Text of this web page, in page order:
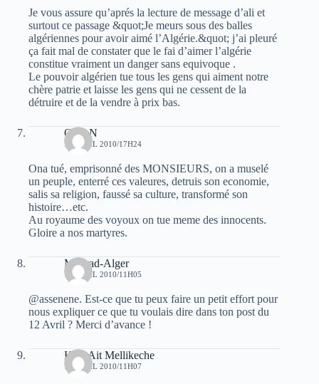
Je vous assure qu’aprés la lecture de message d’ali et
surtout ce passage &quot;Je meurs sous des balles
algériennes pour avoir aimé l’Algérie.&quot; j’ai pleuré
ça fait mal de constater que le fai d’aimer l’algérie
constitue vraiment un danger sans equivoque .
Le pouvoir algérien tue tous les gens qui aiment notre
chère patrie et laisse les gens qui ne cessent de la
détruire et de la vendre à prix bas.
ORAN
16 AVRIL 2010/17H24
Ona tué, emprisonné des MONSIEURS, on a muselé
un peuple, enterré ces valeures, detruis son economie,
salis sa religion, faussé sa culture, transformé son
histoire…etc.
Au royaume des voyoux on tue meme des innocents.
Gloire a nos martyres.
Mourad-Alger
17 AVRIL 2010/11H05
@assenene. Est-ce que tu peux faire un petit effort pour
nous expliquer ce que tu voulais dire dans ton post du
12 Avril ? Merci d’avance !
Kaci Ait Mellikeche
17 AVRIL 2010/11H07